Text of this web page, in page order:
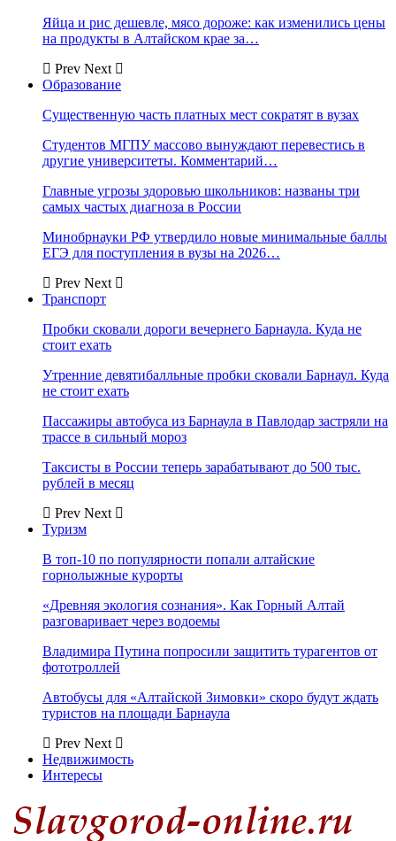
Яйца и рис дешевле, мясо дороже: как изменились цены
на продукты в Алтайском крае за…
Prev Next
Образование
Существенную часть платных мест сократят в вузах
Студентов МГПУ массово вынуждают перевестись в
другие университеты. Комментарий…
Главные угрозы здоровью школьников: названы три
самых частых диагноза в России
Минобрнауки РФ утвердило новые минимальные баллы
ЕГЭ для поступления в вузы на 2026…
Prev Next
Транспорт
Пробки сковали дороги вечернего Барнаула. Куда не
стоит ехать
Утренние девятибалльные пробки сковали Барнаул. Куда
не стоит ехать
Пассажиры автобуса из Барнаула в Павлодар застряли на
трассе в сильный мороз
Таксисты в России теперь зарабатывают до 500 тыс.
рублей в месяц
Prev Next
Туризм
В топ-10 по популярности попали алтайские
горнолыжные курорты
«Древняя экология сознания». Как Горный Алтай
разговаривает через водоемы
Владимира Путина попросили защитить турагентов от
фототроллей
Автобусы для «Алтайской Зимовки» скоро будут ждать
туристов на площади Барнаула
Prev Next
Недвижимость
Интересы